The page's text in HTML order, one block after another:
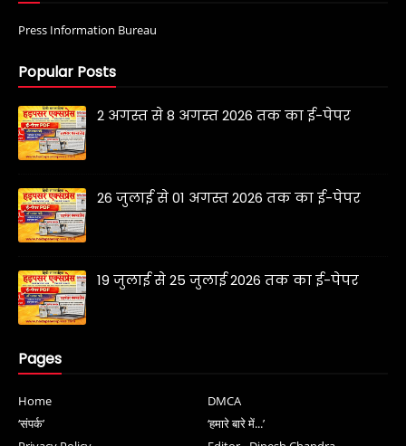
Press Information Bureau
Popular Posts
2 अगस्त से 8 अगस्त 2026 तक का ई-पेपर
26 जुलाई से 01 अगस्त 2026 तक का ई-पेपर
19 जुलाई से 25 जुलाई 2026 तक का ई-पेपर
Pages
Home
DMCA
‘संपर्क’
‘हमारे बारे में...’